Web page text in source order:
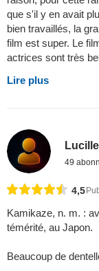
que s'il y en avait
bien travaillés, la
film est super. Le
actrices sont très
Lire plus
49
4,5
Kamikaze, n. m. :
témérité, au Japon.
Beaucoup de